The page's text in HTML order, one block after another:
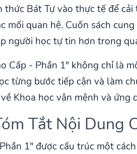
thức Bát Tự vào thực tế để
mối quan hệ. Cuốn sách
người học tự tin hơn trong
Cấp - Phần 1" không chỉ là
từng bước tiếp cận và làm
Khoa học vận mệnh và ứng
Tắt Nội Dung
1" được cấu trúc một